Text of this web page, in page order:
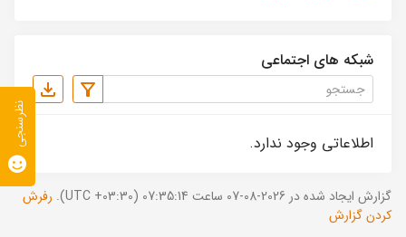
شبکه های اجتماعی
اطلاعاتی وجود ندارد.
گزارش ایجاد شده در 2026-08-07 ساعت 07:35:14 (UTC +03:30).
رفرش
کردن گزارش
نظرسنجی